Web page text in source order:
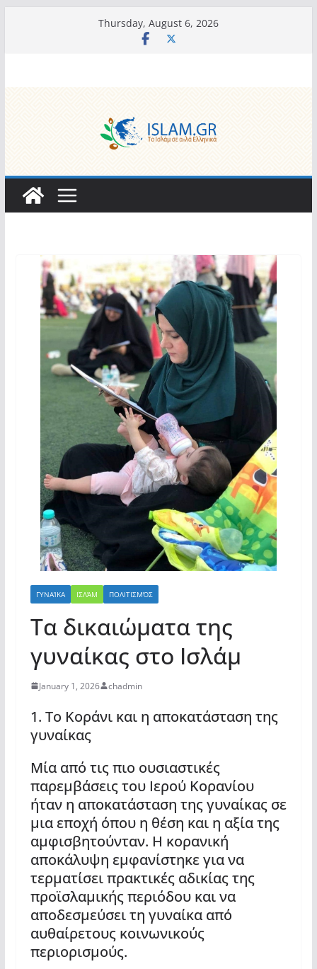
Thursday, August 6, 2026
ΓΥΝΑΊΚΑ ΙΣΛΆΜ ΠΟΛΙΤΙΣΜΌΣ
Τα δικαιώματα της
γυναίκας στο Ισλάμ
January 1, 2026 chadmin
1. Το Κοράνι και η αποκατάσταση της
γυναίκας
Μία από τις πιο ουσιαστικές
παρεμβάσεις του Ιερού Κορανίου
ήταν η αποκατάσταση της γυναίκας σε
μια εποχή όπου η θέση και η αξία της
αμφισβητούνταν. Η κορανική
αποκάλυψη εμφανίστηκε για να
τερματίσει πρακτικές αδικίας της
προϊσλαμικής περιόδου και να
αποδεσμεύσει τη γυναίκα από
αυθαίρετους κοινωνικούς
περιορισμούς.